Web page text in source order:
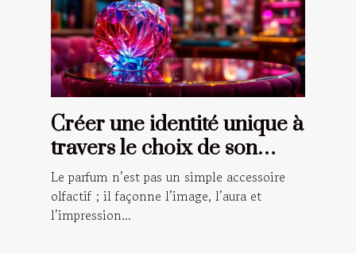
Créer une identité unique à
travers le choix de son
parfum
Le parfum n’est pas un simple accessoire
olfactif ; il façonne l’image, l’aura et
l’impression...